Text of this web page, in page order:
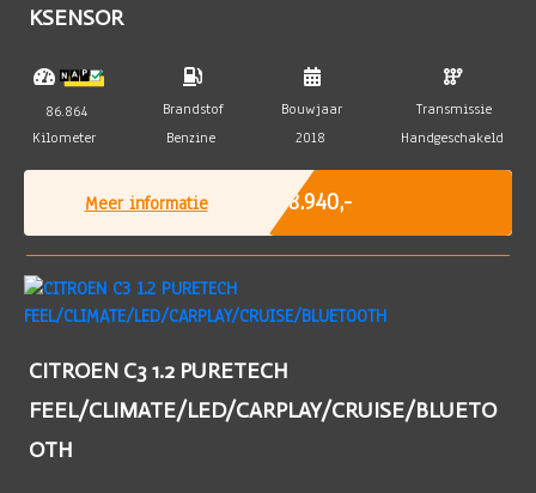
KSENSOR
86.864
Kilometer
Brandstof
Benzine
Bouwjaar
2018
Transmissie
Handgeschakeld
Meer informatie € 8.940,-
CITROEN C3 1.2 PURETECH
FEEL/CLIMATE/LED/CARPLAY/CRUISE/BLUETO
OTH